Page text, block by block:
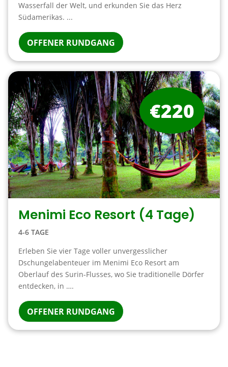
Wasserfall der Welt, und erkunden Sie das Herz
Südamerikas. ...
OFFENER RUNDGANG
Menimi Eco Resort (4 Tage)
4-6 TAGE
Erleben Sie vier Tage voller unvergesslicher
Dschungelabenteuer im Menimi Eco Resort am
Oberlauf des Surin-Flusses, wo Sie traditionelle Dörfer
entdecken, in ….
OFFENER RUNDGANG
€220